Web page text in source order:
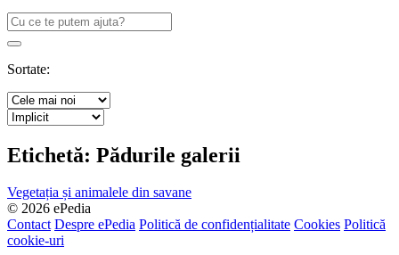
Caută
după:
Search
Sortate:
Etichetă: Pădurile galerii
Vegetația și animalele din savane
© 2026 ePedia
Contact Despre ePedia Politică de confidențialitate Cookies Politică
cookie-uri